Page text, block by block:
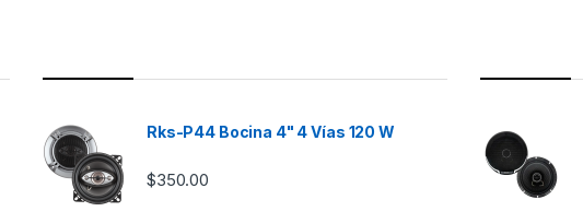
Rks-P44 Bocina 4" 4 Vías 120 W
$350.00